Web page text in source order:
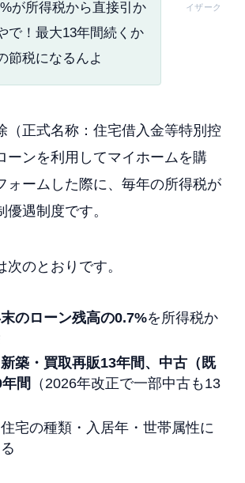
イザーク
が所得税から直接引か
で！最大13年間続くか
節税になるんよ
（正式名称：住宅借入金等特別控
ーンを利用してマイホームを購
ォームした際に、毎年の所得税が
遇制度です。
のとおりです。
のローン残高の0.7%を所得税か
築・買取再販13年間、中古（既
間
（2026年改正で一部中古も13
住宅の種類・入居年・世帯属性に